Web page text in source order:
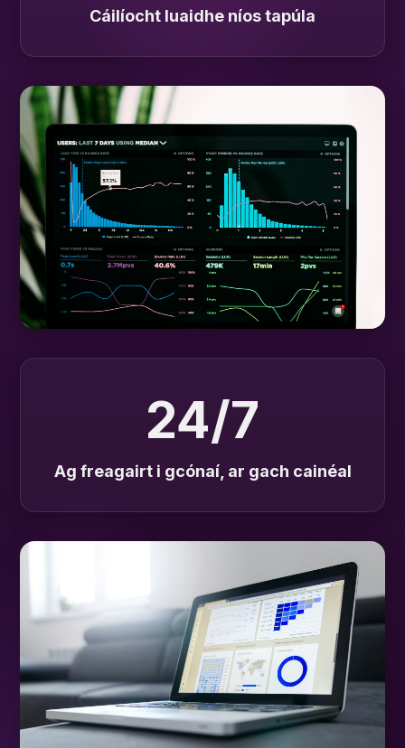
Cáilíocht luaidhe níos tapúla
24/7
Ag freagairt i gcónaí, ar gach cainéal